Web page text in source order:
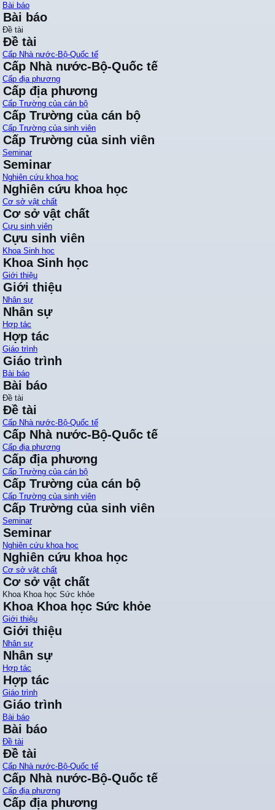
Bài báo
Bài báo
Đề tài
Đề tài
Cấp Nhà nước-Bộ-Quốc tế
Cấp Nhà nước-Bộ-Quốc tế
Cấp địa phương
Cấp địa phương
Cấp Trường của cán bộ
Cấp Trường của cán bộ
Cấp Trường của sinh viên
Cấp Trường của sinh viên
Seminar
Seminar
Nghiên cứu khoa học
Nghiên cứu khoa học
Cơ sở vật chất
Cơ sở vật chất
Cựu sinh viên
Cựu sinh viên
Khoa Sinh học
Khoa Sinh học
Giới thiệu
Giới thiệu
Nhân sự
Nhân sự
Hợp tác
Hợp tác
Giáo trình
Giáo trình
Bài báo
Bài báo
Đề tài
Đề tài
Cấp Nhà nước-Bộ-Quốc tế
Cấp Nhà nước-Bộ-Quốc tế
Cấp địa phương
Cấp địa phương
Cấp Trường của cán bộ
Cấp Trường của cán bộ
Cấp Trường của sinh viên
Cấp Trường của sinh viên
Seminar
Seminar
Nghiên cứu khoa học
Nghiên cứu khoa học
Cơ sở vật chất
Cơ sở vật chất
Khoa Khoa học Sức khỏe
Khoa Khoa học Sức khỏe
Giới thiệu
Giới thiệu
Nhân sự
Nhân sự
Hợp tác
Hợp tác
Giáo trình
Giáo trình
Bài báo
Bài báo
Đề tài
Đề tài
Cấp Nhà nước-Bộ-Quốc tế
Cấp Nhà nước-Bộ-Quốc tế
Cấp địa phương
Cấp địa phương